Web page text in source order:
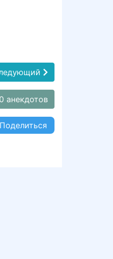
анекдотов
Поделиться